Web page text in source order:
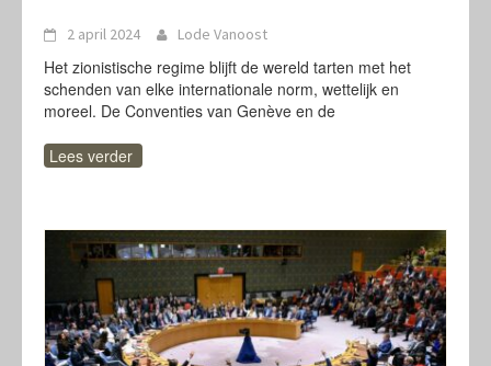
2 april 2024 Lode Vanoost
Het zionistische regime blijft de wereld tarten met het
schenden van elke internationale norm, wettelijk en
moreel. De Conventies van Genève en de
Lees verder